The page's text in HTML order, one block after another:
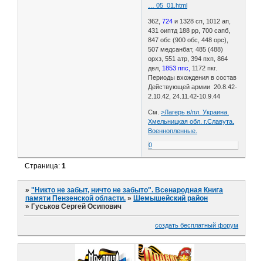
… 05_01.html
362,724 и 1328 сп, 1012 ап,
431 оиптд 188 рр, 700 сапб,
847 обс (900 обс, 448 орс),
507 медсанбат, 485 (488)
орхз, 551 атр, 394 пхп, 864
двл, 1853 ппс,
1172 пкг.
Периоды вхождения в состав
Действующей армии 20.8.42-
2.10.42, 24.11.42-10.9.44
См.>Лагерь в/пл. Украина.
Хмельницкая обл. г.Славута.
Военнопленные.
0
Страница:1
»"Никто не забыт, ничто не забыто". Всенародная Книга
памяти Пензенской области. » Шемышейский район
» Гуськов Сергей Осипович
создать бесплатный форум